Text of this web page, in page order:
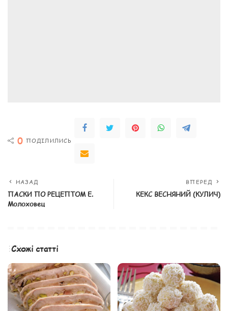
0 ПОДІЛИЛИСЬ
НАЗАД
ПАСКИ ПО РЕЦЕПТОМ Е.
Молоховец
ВПЕРЕД
КЕКС ВЕСНЯНИЙ (КУЛИЧ)
Схожі статті